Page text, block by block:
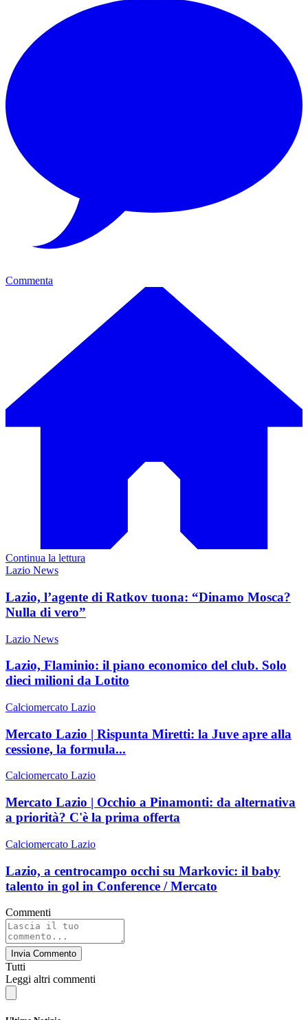
Commenta
Continua la lettura
Lazio News
Lazio, l’agente di Ratkov tuona: “Dinamo Mosca?
Nulla di vero”
Lazio News
Lazio, Flaminio: il piano economico del club. Solo
dieci milioni da Lotito
Calciomercato Lazio
Mercato Lazio | Rispunta Miretti: la Juve apre alla
cessione, la formula...
Calciomercato Lazio
Mercato Lazio | Occhio a Pinamonti: da alternativa
a priorità? C'è la prima offerta
Calciomercato Lazio
Lazio, a centrocampo occhi su Markovic: il baby
talento in gol in Conference / Mercato
Commenti
Invia Commento
Tutti
Leggi altri commenti